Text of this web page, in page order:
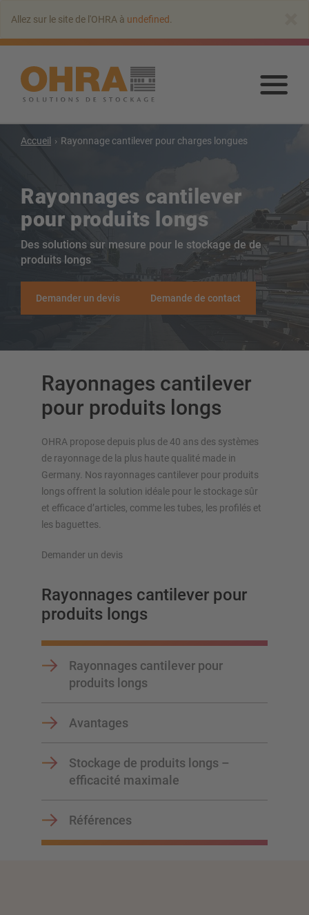
contenu
Allez sur le site de l'OHRA à undefined
Accueil Rayonnage cantilever pour charges longues
Rayonnages cantilever
pour produits longs
Des solutions sur mesure pour le stockage de de
produits longs
Demander un devis Demande de contact
Rayonnages cantilever
pour produits longs
OHRA propose depuis plus de 40 ans des systèmes
de rayonnage de la plus haute qualité made in
Germany. Nos rayonnages cantilever pour produits
longs offrent la solution idéale pour le stockage sûr
et efficace d’articles, comme les tubes, les profilés et
les baguettes.
Demander un devis
Rayonnages cantilever pour
produits longs
Rayonnages cantilever pour
produits longs
Avantages
Stockage de produits longs –
efficacité maximale
Références
Rayonnages cantilever avec toit
Rayonnages cantilever simple face
Rayonnages cantilever double-face
Rayonnages cantilever pour charges lourdes
Rayonnage cantilever mobile
Rayonnage cantilever pour charges longues
Autres rayonnage cantilever
APERÇU DES SYSTÈMES DE
STOCKAGE
Rayonnages à palettes
Rayonnages mobiles
Hall de rayonnages
Rayonnage vertical
Planifiez votre système de rayonnage individuellement avec
nos configurateurs – y compris la demande directe
Configurer le rayonnage maintenant